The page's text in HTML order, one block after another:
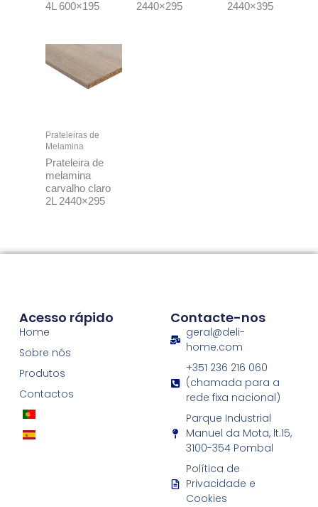
4L 600×195
2440×295
2440×395
Prateleiras de
Melamina
Prateleira de
melamina
carvalho claro
2L 2440×295
Acesso rápido
Home
Sobre nós
Produtos
Contactos
Contacte-nos
geral@deli-
home.com
+351 236 216 060
(chamada para a
rede fixa nacional)
Parque Industrial
Manuel da Mota, lt.15,
3100-354 Pombal
Política de
Privacidade e
Cookies